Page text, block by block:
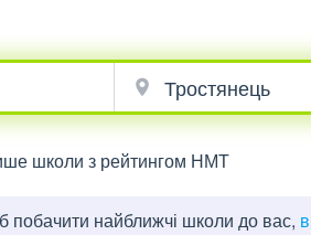
школи з рейтингом НМТ
побачити найближчі школи до вас,